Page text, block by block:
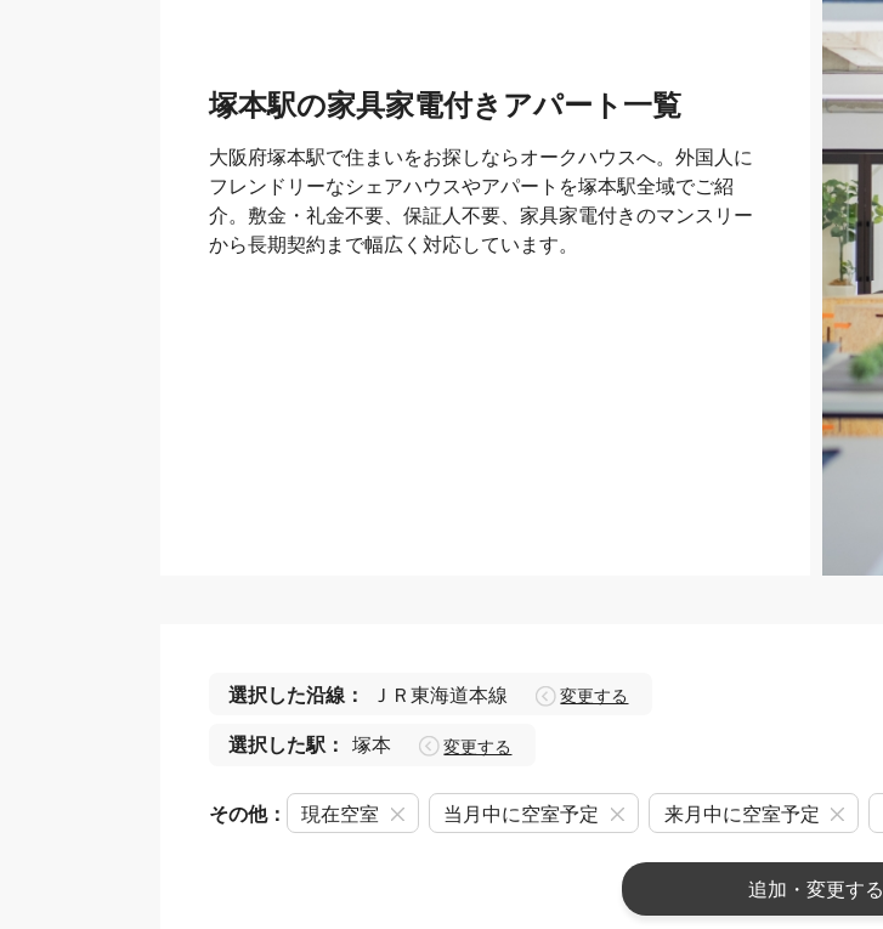
塚本駅の家具家電付きアパート一覧
大阪府塚本駅で住まいをお探しならオークハウスへ。外国人に
フレンドリーなシェアハウスやアパートを塚本駅全域でご紹
介。敷金・礼金不要、保証人不要、家具家電付きのマンスリー
から長期契約まで幅広く対応しています。
選択した沿線： ＪＲ東海道本線 変更する
選択した駅： 塚本 変更する
その他： 現在空室 当月中に空室予定 来月中に空室予定
追加・変更する